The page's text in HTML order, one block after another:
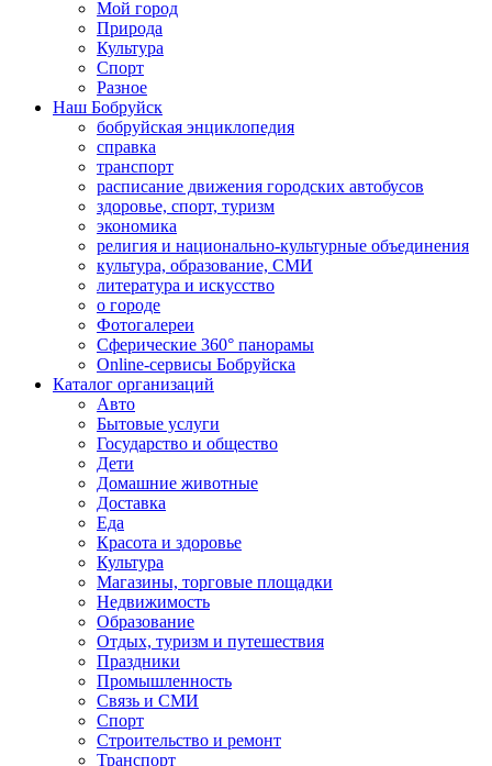
Мой город
Природа
Культура
Спорт
Разное
Наш Бобруйск
бобруйская энциклопедия
справка
транспорт
расписание движения городских автобусов
здоровье, спорт, туризм
экономика
религия и национально-культурные объединения
культура, образование, СМИ
литература и искусство
о городе
Фотогалереи
Сферические 360° панорамы
Online-сервисы Бобруйска
Каталог организаций
Авто
Бытовые услуги
Государство и общество
Дети
Домашние животные
Доставка
Еда
Красота и здоровье
Культура
Магазины, торговые площадки
Недвижимость
Образование
Отдых, туризм и путешествия
Праздники
Промышленность
Связь и СМИ
Спорт
Строительство и ремонт
Транспорт